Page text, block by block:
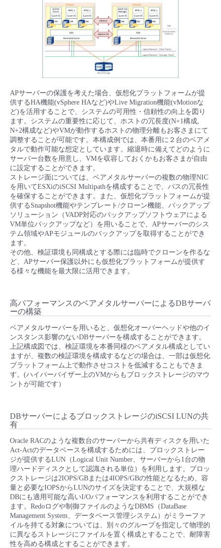
APサーバーの保護を考えた場合、仮想化プラットフォームが提
供するHA機能(vSphere HAなど)やLive Migration機能(vMotionな
ど)を活用することで、システムの可用性・信頼性の向上を図り
ます。システムの重要性に応じて、ホストの冗長度(N+1構成,
N+2構成など)やVMが動作するホストの物理分離もお客さまにて
調整することが可能です。本構成例では、本番用に２台のベアメ
タルで動作可能な想定としています。縮退時に備えてどのように
サーバー台数を用意し、VMを収容しておくかもお客さまが自由
に設定することができます。
ストレージ面については、ベアメタルサーバーの複数の物理NIC
を用いてESXiのiSCSI Multipathを構成することで、パスの冗長性
を確保することができます。また、仮想化プラットフォームが提
供するSnapshot機能やテンプレート/クローン機能、バックアップ
ソリューション（VADP対応のバックアップソフトウェアによる
VM単位バックアップなど）を用いることで、APサーバーのシス
テム領域やAPモジュールのバックアップを取得することができ
ます。
その他、検証環境も同構成とする際には臨時でクローンを作るな
ど、APサーバー保護以外にも仮想化プラットフォームが提供す
る様々な機能を最大限に活用できます。
高パフォーマンスのベアメタルサーバーによるDBサーバ
ーの構築
ベアメタルサーバーを用いると、仮想化オーバーヘッドや他のイ
ンスタンス影響のないDBサーバーを構成することができます。
上記構成図では、検証環境を本番同様のベアメタル構成としてい
ますが、複数の検証環境を構成するなどの場合は、一部は仮想化
プラットフォーム上で動作させコストを低減することもできま
す。(ハイパーバイザー上のVMからもブロックストレージのマウ
ントが可能です）
DBサーバーによるブロックストレージのiSCSI LUNの共
有
Oracle RACのような複数台のサーバーから共有ディスクを用いた
Act-Actのデータベースを構成するためには、ブロックストレー
ジが提供するLUN（Logical Unit Number、サーバーから1台の物
理ハードディスクとして認識される単位）を利用します。ブロッ
クストレージは2IOPS/GBまたは4IOPS/GBの性能となるため、容
量と必要なIOPSからLUNのサイズを決定することで、大規模な
DBにも適用可能な高いI/Oパフォーマンスを利用することができ
ます。Redoログや制御ファイルのようなDBMS（DataBase
Management System、データベース管理システム）がミラーファ
イルを持てる対象については、別々のグループを指定して物理的
に異なるストレージにファイルを置く構成とすることで、耐障害
性を高める構成とすることができます。